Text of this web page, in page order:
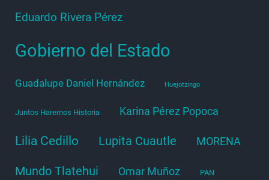
Eduardo Rivera Pérez
Gobierno del Estado
Guadalupe Daniel Hernández Huejotzingo
Juntos Haremos Historia Karina Pérez Popoca
Lilia Cedillo Lupita Cuautle MORENA
Mundo Tlatehui Omar Muñoz PAN